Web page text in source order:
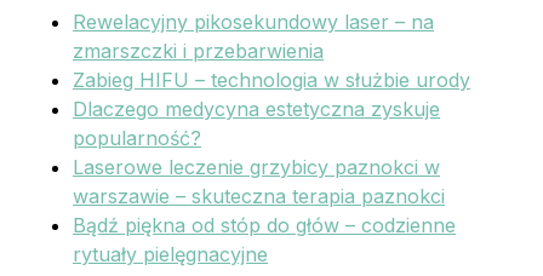
Rewelacyjny pikosekundowy laser – na
zmarszczki i przebarwienia
Zabieg HIFU – technologia w służbie urody
Dlaczego medycyna estetyczna zyskuje
popularność?
Laserowe leczenie grzybicy paznokci w
warszawie – skuteczna terapia paznokci
Bądź piękna od stóp do głów – codzienne
rytuały pielęgnacyjne